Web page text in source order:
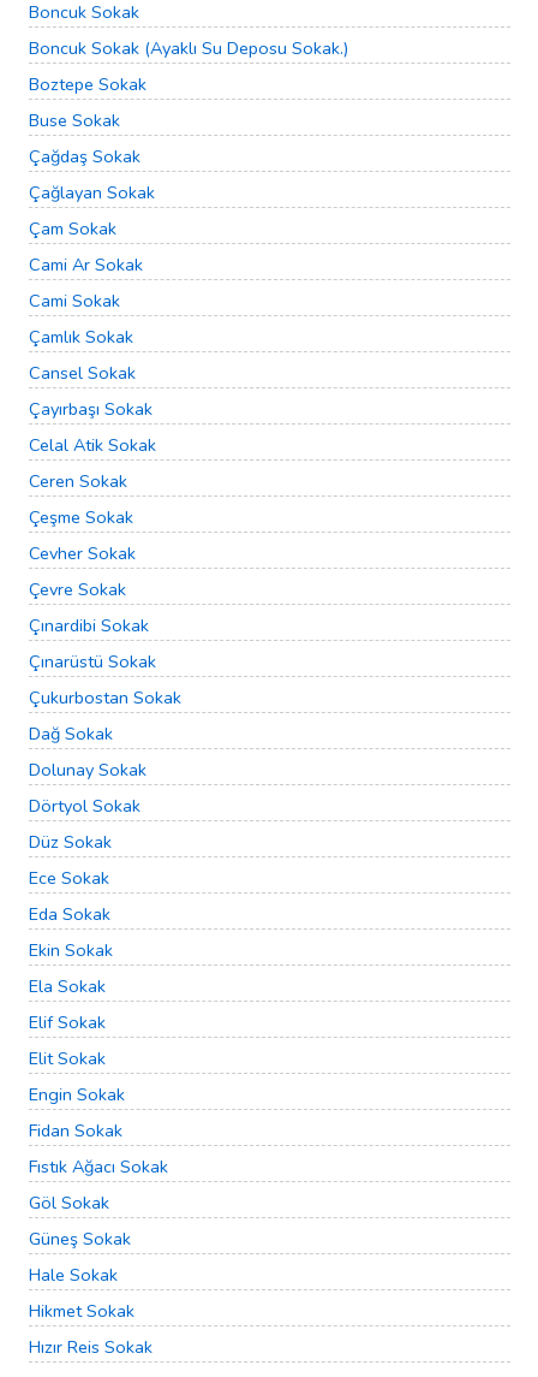
Boncuk Sokak
Boncuk Sokak (Ayaklı Su Deposu Sokak.)
Boztepe Sokak
Buse Sokak
Çağdaş Sokak
Çağlayan Sokak
Çam Sokak
Cami Ar Sokak
Cami Sokak
Çamlık Sokak
Cansel Sokak
Çayırbaşı Sokak
Celal Atik Sokak
Ceren Sokak
Çeşme Sokak
Cevher Sokak
Çevre Sokak
Çınardibi Sokak
Çınarüstü Sokak
Çukurbostan Sokak
Dağ Sokak
Dolunay Sokak
Dörtyol Sokak
Düz Sokak
Ece Sokak
Eda Sokak
Ekin Sokak
Ela Sokak
Elif Sokak
Elit Sokak
Engin Sokak
Fidan Sokak
Fıstık Ağacı Sokak
Göl Sokak
Güneş Sokak
Hale Sokak
Hikmet Sokak
Hızır Reis Sokak